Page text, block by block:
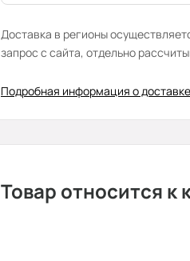
Доставка в регионы
запрос с сайта, отдельно
Подробная информация о доставке
Товар относится к